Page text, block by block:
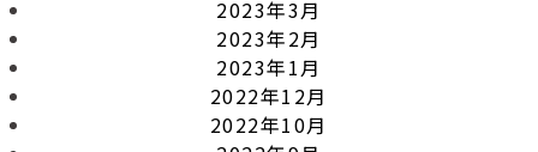
2023年3月
2023年2月
2023年1月
2022年12月
2022年10月